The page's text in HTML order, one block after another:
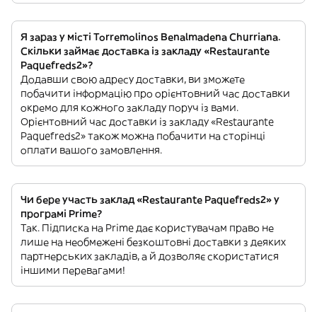
Я зараз у місті Torremolinos Benalmadena Churriana.
Скільки займає доставка із закладу «Restaurante
Paquefreds2»?
Додавши свою адресу доставки, ви зможете
побачити інформацію про орієнтовний час доставки
окремо для кожного закладу поруч із вами.
Орієнтовний час доставки із закладу «Restaurante
Paquefreds2» також можна побачити на сторінці
оплати вашого замовлення.
Чи бере участь заклад «Restaurante Paquefreds2» у
програмі Prime?
Так. Підписка на Prime дає користувачам право не
лише на необмежені безкоштовні доставки з деяких
партнерських закладів, а й дозволяє скористатися
іншими перевагами!